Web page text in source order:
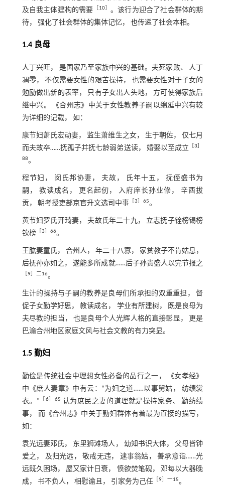
及自我主体建构的需要
10］ 。该行为迎合了社会群体的期
待， 强化了社会群体的集体记忆， 也传递了社会本相。
1.4 良母
人丁兴旺， 是国家乃至家族中兴的基础。夫死家败、 人丁
凋零， 不仅需要女性的艰苦操持， 也需要女性对于子女的
勉励做出新的表率， 只有子女出人头地， 方可使得家族后
继中兴。 《合州志》中关于女性教养子嗣以绵延中兴有较
为详细的记载， 如：
康节妇萧氏宏动妻， 监生萧维生之女， 生于朝佐， 仅七月
而夫故卒……抚孤子并抚七龄弱弟送读， 婚娶以至成立
［3
88。
程节妇， 闵氏邦协妻， 夫故， 氏年十五， 抚侄盛书为
嗣， 教读成名， 更名起仞， 入府庠长孙业修， 辛酉拔
贡， 朝考授吏部京官升文选司中事
3 ］65。
黄节妇罗氏开琦妻， 夫故氏年二十九， 立志抚子铨榜锡榜
钦榜［ 3 ］66。
王肱妻童氏， 合州人， 年二十八寡， 家贫教子不肯姑息，
后抚孙亦如之， 遂能多所成就……后子孙贵盛人以完节报之
9］二16。
生计的操持与子嗣的教养是良母们所承担的双重重担， 督
促子女勤学好思， 教读成名， 学业有所建树， 既是良母为
夫尽教的担当， 也是良母个人光辉人格的直接彰显， 更是
巴渝合州地区家庭文风与社会文教的有力突显。
1.5 勤妇
勤俭是传统社会中理想女性必备的品行之一， 《女孝经》
中《庶人妻章》中有云：“为妇之道……以事舅姑， 纺绩裳
衣。”
6］65 认为庶民之妻的道理就是操持家务、 勤纺绩
事， 而《合州志》中关于勤妇群体有着最为直接的描写，
如：
袁光远妻邓氏， 东里狮滩场人， 幼知书识大体， 父母皆钟
爱之， 及归光远， 敬戒无违， 逮事翁姑， 善承意诣……光
远既久困场， 屋又家计日衰， 愤欲焚笔砚， 邓每以大器晚
成， 书不负人， 相慰谕且， 引家务为己任
9］一15。